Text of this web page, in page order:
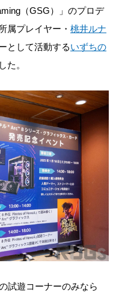
（GSG）」のプロデ
属プレイヤー・ 桃井ルナ
として活動するいずちの
た。
試遊コーナーのみなら